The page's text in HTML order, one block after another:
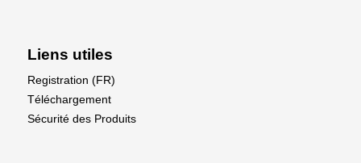
Liens utiles
Registration (FR)
Téléchargement
Sécurité des Produits